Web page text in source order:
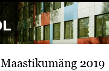
Maastikumäng 2019